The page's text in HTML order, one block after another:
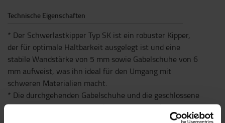
Technische Eigenschaften
* Der Schwerlastkipper Typ SK ist ein robuster Kipper,
der für optimale Haltbarkeit ausgelegt ist und eine
stabile Wandstärke von 5 mm sowie Gabelschuhe von 6
mm aufweist, was ihn ideal für den Umgang mit
schweren Materialien macht.
* Die durchgehenden Gabelschuhe und die geschlossene
Bauweise erhöhen die Stabilität und gewährleisten eine
zuverlässige Leistung, selbst unter anspruchsvollen